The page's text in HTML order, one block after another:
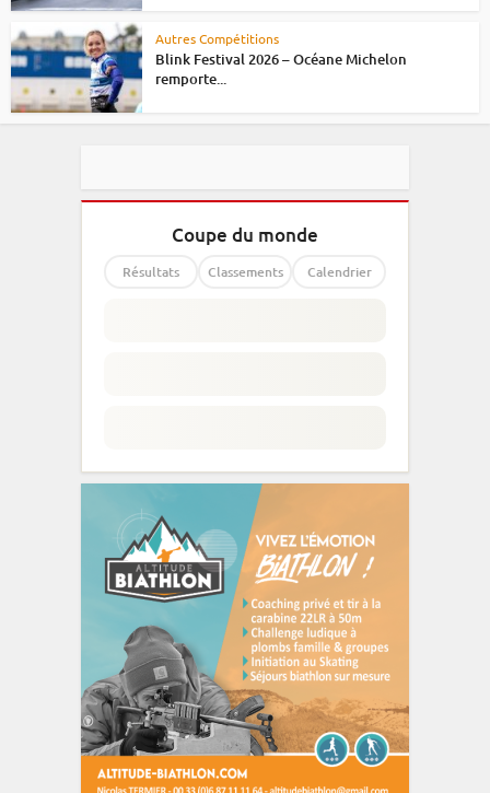
Autres Compétitions
Blink Festival 2026 – Océane Michelon
remporte...
Coupe du monde
Résultats Classements Calendrier